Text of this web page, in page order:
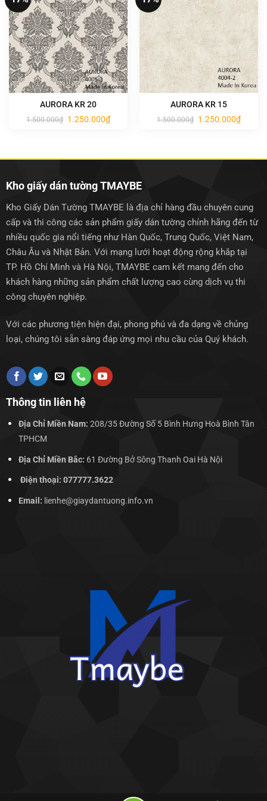
AURORA KR 20
1.500.000₫ Giá
gốc
1.250.000₫Giá
hiện
AURORA KR 15
1.500.000₫ Giá
gốc
1.250.000₫Giá
hiện
Kho giấy dán tường TMAYBE
Kho Giấy Dán Tường TMAYBE là địa chỉ hàng đầu chuyên cung
cấp và thi công các sản phẩm giấy dán tường chính hãng đến từ
nhiều quốc gia nổi tiếng như Hàn Quốc, Trung Quốc, Việt Nam,
Châu Âu và Nhật Bản. Với mạng lưới hoạt động rộng khắp tại
TP. Hồ Chí Minh và Hà Nội, TMAYBE cam kết mang đến cho
khách hàng những sản phẩm chất lượng cao cùng dịch vụ thi
công chuyên nghiệp.
Với các phương tiện hiện đại, phong phú và đa dạng về chủng
loại, chúng tôi sẵn sàng đáp ứng mọi nhu cầu của Quý khách.
Thông tin liên hệ
Địa Chỉ Miền Nam: 208/35 Đường Số 5 Bình Hưng Hoà Bình Tân
TPHCM
Địa Chỉ Miền Bắc: 61 Đường Bở Sông Thanh Oai Hà Nội
Điện thoại: 077777.3622
Email: lienhe@giaydantuong.info.vn